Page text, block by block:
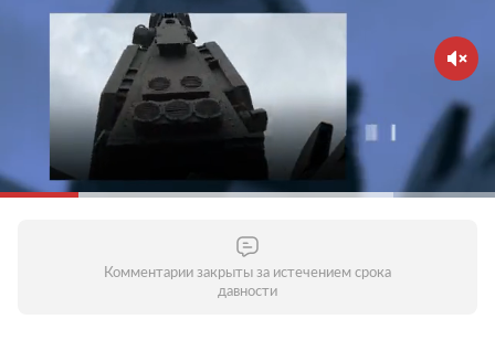
Комментарии закрыты за истечением срока
давности